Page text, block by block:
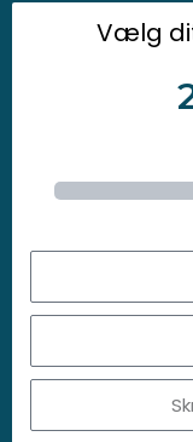
Vælg